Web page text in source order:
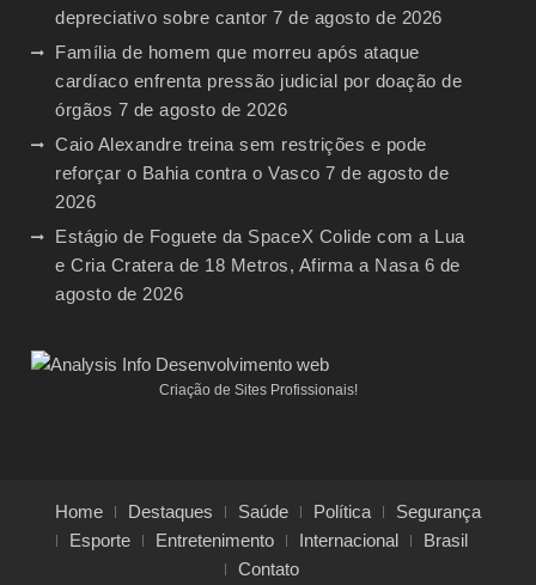
depreciativo sobre cantor 7 de agosto de 2026
Família de homem que morreu após ataque
cardíaco enfrenta pressão judicial por doação de
órgãos 7 de agosto de 2026
Caio Alexandre treina sem restrições e pode
reforçar o Bahia contra o Vasco 7 de agosto de
2026
Estágio de Foguete da SpaceX Colide com a Lua
e Cria Cratera de 18 Metros, Afirma a Nasa 6 de
agosto de 2026
Criação de Sites Profissionais!
Home Destaques Saúde Política
Segurança
Esporte
Entretenimento Internacional
Brasil
Contato